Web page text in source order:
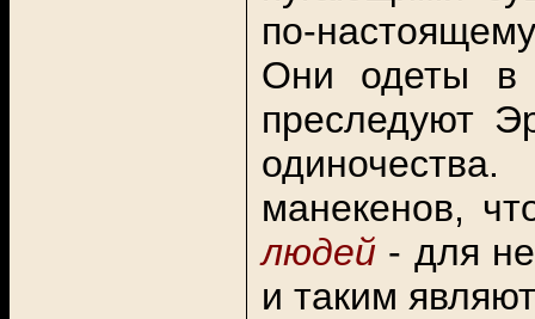
по-
Они одеты в
преследуют
манекенов,
людей - для
и таким